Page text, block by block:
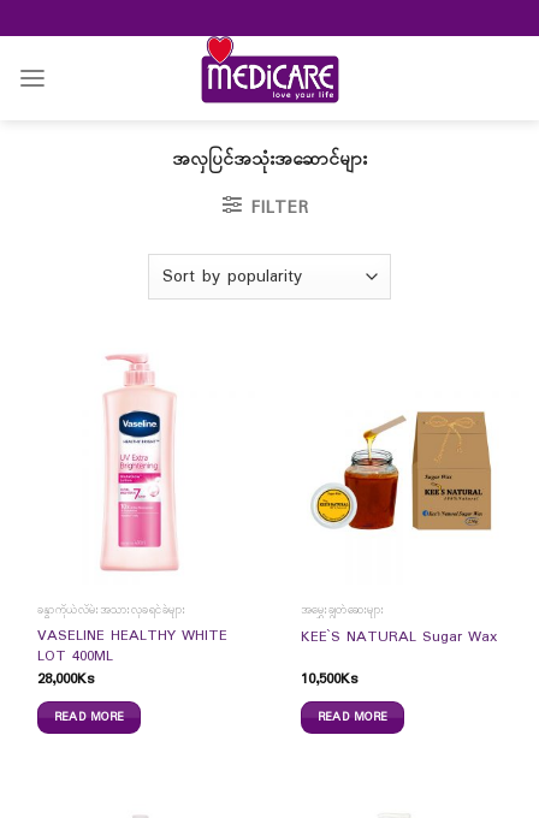
to
content
အလှပြင်အသုံးအဆောင်များ
FILTER
ခန္ဓာကိုယ်လိမ်းအသားလှခရင်ခ်များ
VASELINE HEALTHY WHITE
LOT 400ML
28,000Ks
READ MORE
အမွှေးချွတ်ဆေးများ
KEE`S NATURAL Sugar Wax
10,500Ks
READ MORE